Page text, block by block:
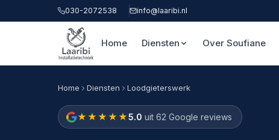
030-2072538 info@laaribi.nl
Home Diensten Over Soufiane
Home Diensten Loodgieterswerk
★★★★★5.0 uit 62 Google reviews